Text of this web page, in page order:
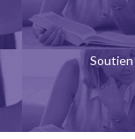
Soutien